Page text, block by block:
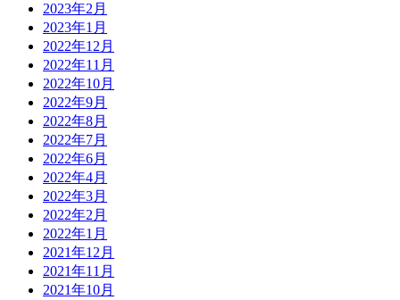
2023年2月
2023年1月
2022年12月
2022年11月
2022年10月
2022年9月
2022年8月
2022年7月
2022年6月
2022年4月
2022年3月
2022年2月
2022年1月
2021年12月
2021年11月
2021年10月